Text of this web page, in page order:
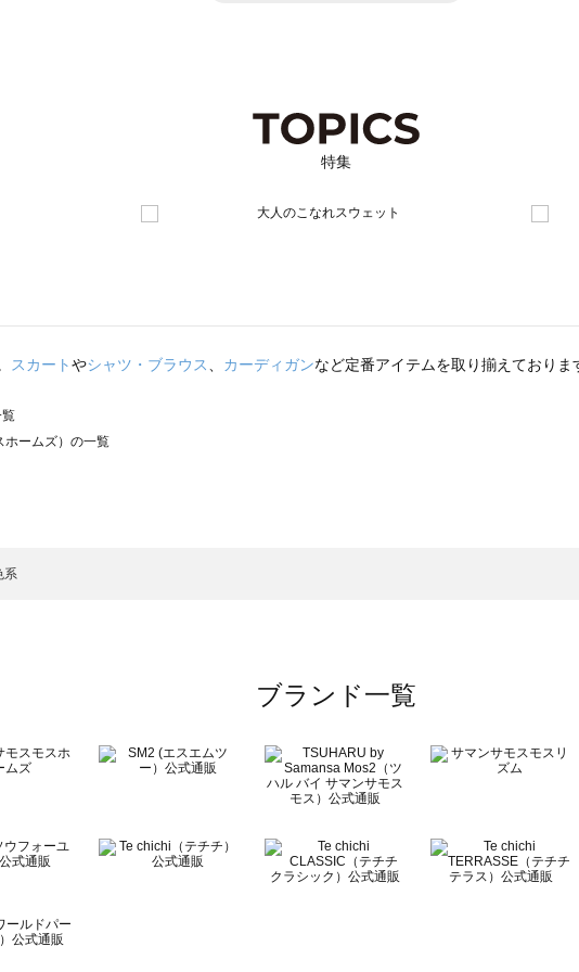
特集
スカートやシャツ・ブラウス、 カーディガンなど定番アイテムを取り揃えておりま
ホームズ）の一覧
マンサモスモス）の一覧
ーゴム）の一覧
系
ブランド一覧